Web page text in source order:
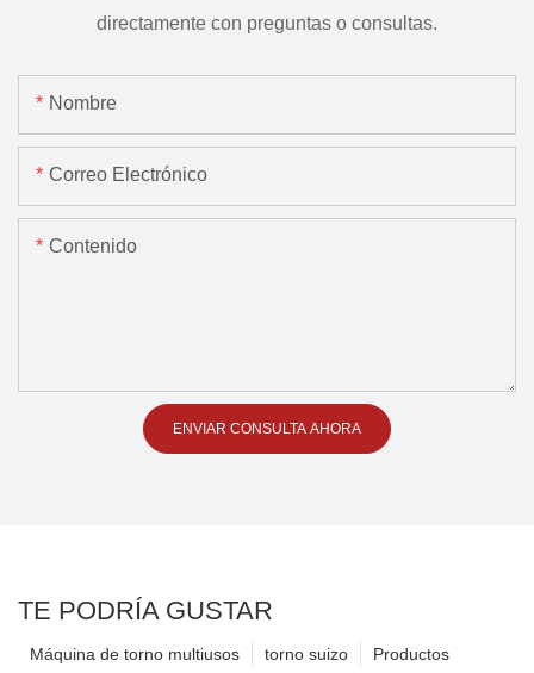
directamente con preguntas o consultas.
Nombre
Correo Electrónico
Contenido
ENVIAR CONSULTA AHORA
TE PODRÍA GUSTAR
Productos
torno suizo
Máquina de torno multiusos